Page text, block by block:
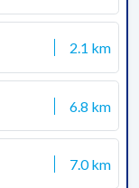
2.1 km
6.8 km
7.0 km